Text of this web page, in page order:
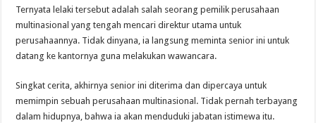
Ternyata lelaki tersebut adalah salah seorang pemilik perusahaan
multinasional yang tengah mencari direktur utama untuk
perusahaannya. Tidak dinyana, ia langsung meminta senior ini untuk
datang ke kantornya guna melakukan wawancara.
Singkat cerita, akhirnya senior ini diterima dan dipercaya untuk
memimpin sebuah perusahaan multinasional. Tidak pernah terbayang
dalam hidupnya, bahwa ia akan menduduki jabatan istimewa itu.